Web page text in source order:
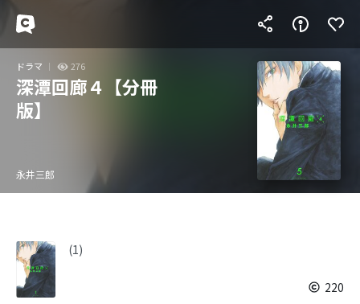
ドラマ 276
深潭回廊４【分冊
版】
永井三郎
(1)
220